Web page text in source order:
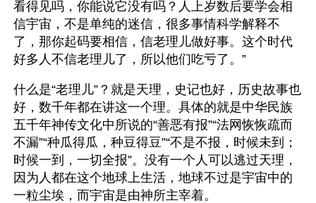
看得见吗，你能说它没有吗？人上岁数后要学会相
信宇宙，不是单纯的迷信，很多事情科学解释不
了，那你起码要相信，信老理儿做好事。这个时代
好多人不信老理儿了，所以他们吃亏了。”
什么是“老理儿”？就是天理，史记也好，历史故事也
好，数千年都在讲这一个理。具体的就是中华民族
五千年神传文化中所说的“善恶有报”“法网恢恢疏而
不漏”“种瓜得瓜，种豆得豆”“不是不报，时候未到；
时候一到，一切全报”。没有一个人可以逃过天理，
因为人都在这个地球上生活，地球不过是宇宙中的
一粒尘埃，而宇宙是由神所主宰着。